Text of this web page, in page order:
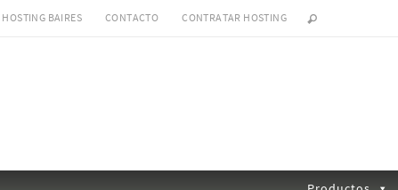
HOSTING BAIRES CONTACTO CONTRATAR HOSTING